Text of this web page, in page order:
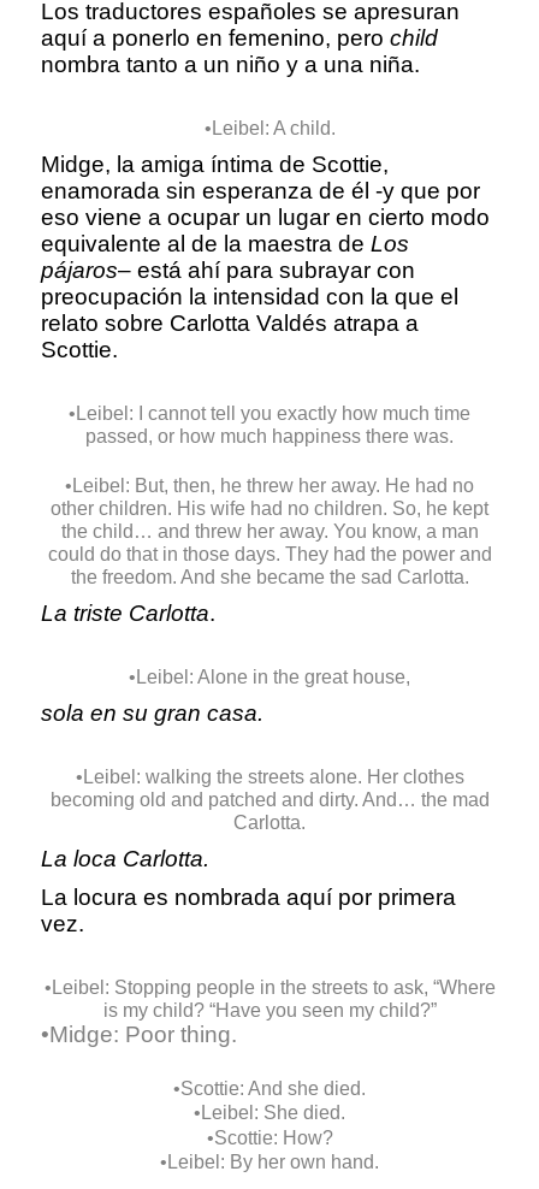
Los traductores españoles se apresuran
aquí a ponerlo en femenino, perochild
nombra tanto a un niño y a una niña.
•Leibel: A child.
Midge, la amiga íntima de Scottie,
enamorada sin esperanza de él -y que por
eso viene a ocupar un lugar en cierto modo
equivalente al de la maestra deLos
pájaros– está ahí para subrayar con
preocupación la intensidad con la que el
relato sobre Carlotta Valdés atrapa a
Scottie.
•Leibel: I cannot tell you exactly how much time
passed, or how much happiness there was.
•Leibel: But, then, he threw her away. He had no
other children. His wife had no children. So, he kept
the child… and threw her away. You know, a man
could do that in those days. They had the power and
the freedom. And she became the sad Carlotta.
La triste Carlotta.
•Leibel: Alone in the great house,
sola en su gran casa.
•Leibel: walking the streets alone. Her clothes
becoming old and patched and dirty. And… the mad
Carlotta.
La loca Carlotta.
La locura es nombrada aquí por primera
vez.
•Leibel: Stopping people in the streets to ask, “Where
is my child? “Have you seen my child?”
•Midge: Poor thing.
•Scottie: And she died.
•Leibel: She died.
•Scottie: How?
•Leibel: By her own hand.